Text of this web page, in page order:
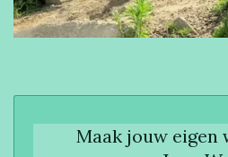
Maak jouw eigen